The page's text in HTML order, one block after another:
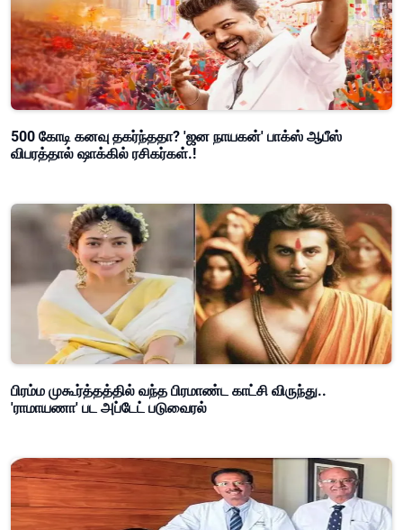
500 கோடி கனவு தகர்ந்ததா? 'ஜன நாயகன்' பாக்ஸ் ஆபீஸ்
விபரத்தால் ஷாக்கில் ரசிகர்கள்.!
பிரம்ம முகூர்த்தத்தில் வந்த பிரமாண்ட காட்சி விருந்து..
'ராமாயணா' பட அப்டேட் படுவைரல்